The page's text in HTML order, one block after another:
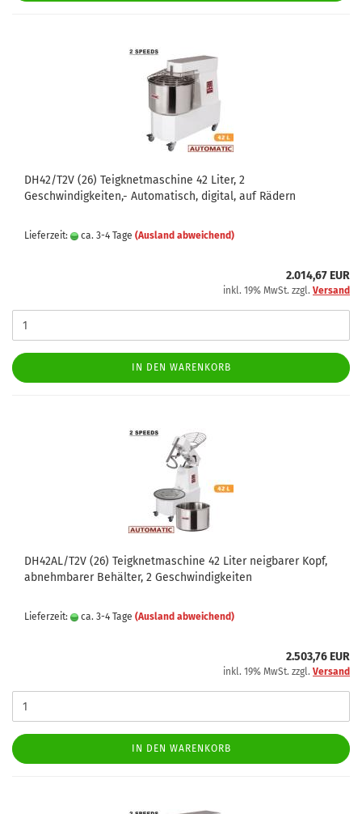
DH42/T2V (26) Teigknetmaschine 42 Liter, 2
Geschwindigkeiten,- Automatisch, digital, auf Rädern
Lieferzeit: ca. 3-4 Tage (Ausland abweichend)
2.014,67 EUR
inkl. 19% MwSt. zzgl. Versand
IN DEN WARENKORB
DH42AL/T2V (26) Teigknetmaschine 42 Liter neigbarer Kopf,
abnehmbarer Behälter, 2 Geschwindigkeiten
Lieferzeit: ca. 3-4 Tage (Ausland abweichend)
2.503,76 EUR
inkl. 19% MwSt. zzgl. Versand
IN DEN WARENKORB